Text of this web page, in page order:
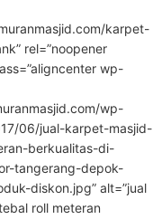
karpet-
rel=”noopener
wp-
wp-
06/jual-karpet-masjid-
berkualitas-di-
tangerang-depok-
diskon.jpg” alt=”jual
roll meteran